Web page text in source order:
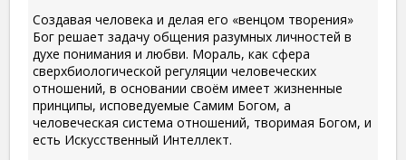
Создавая человека и делая его «венцом творения»
Бог решает задачу общения разумных личностей в
духе понимания и любви. Мораль, как сфера
сверхбиологической регуляции человеческих
отношений, в основании своём имеет жизненные
принципы, исповедуемые Самим Богом, а
человеческая система отношений, творимая Богом, и
есть Искусственный Интеллект.